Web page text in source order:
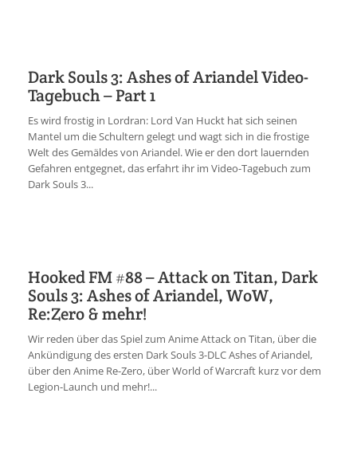
Dark Souls 3: Ashes of Ariandel Video-
Tagebuch – Part 1
Es wird frostig in Lordran: Lord Van Huckt hat sich seinen
Mantel um die Schultern gelegt und wagt sich in die frostige
Welt des Gemäldes von Ariandel. Wie er den dort lauernden
Gefahren entgegnet, das erfahrt ihr im Video-Tagebuch zum
Dark Souls 3...
Hooked FM #88 – Attack on Titan, Dark
Souls 3: Ashes of Ariandel, WoW,
Re:Zero & mehr!
Wir reden über das Spiel zum Anime Attack on Titan, über die
Ankündigung des ersten Dark Souls 3-DLC Ashes of Ariandel,
über den Anime Re-Zero, über World of Warcraft kurz vor dem
Legion-Launch und mehr!...